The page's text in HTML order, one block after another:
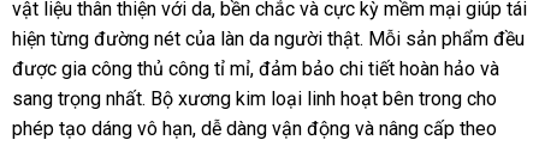
JY
Doll
Sandy
159cm
Cao
vật liệu thân thiện với da, bền chắc và cực kỳ mềm mại giúp tái
hiện từng đường nét của làn da người thật. Mỗi sản phẩm đều
được gia công thủ công tỉ mỉ, đảm bảo chi tiết hoàn hảo và
sang trọng nhất. Bộ xương kim loại linh hoạt bên trong cho
phép tạo dáng vô hạn, dễ dàng vận động và nâng cấp theo